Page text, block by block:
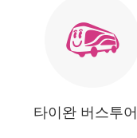
타이완 버스투어